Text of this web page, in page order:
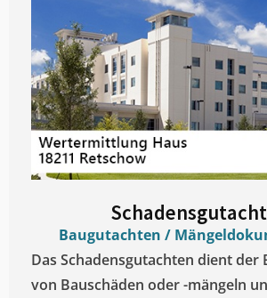
Baugutachten /
Das Schadensgutachten dient der
von Bauschäden oder -mängeln